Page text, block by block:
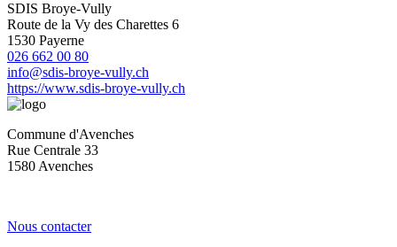
SDIS Broye-Vully
Route de la Vy des Charettes 6
1530 Payerne
026 662 00 80
info@sdis-broye-vully.ch
https://www.sdis-broye-vully.ch
Commune d'Avenches
Rue Centrale 33
1580 Avenches
Nous contacter